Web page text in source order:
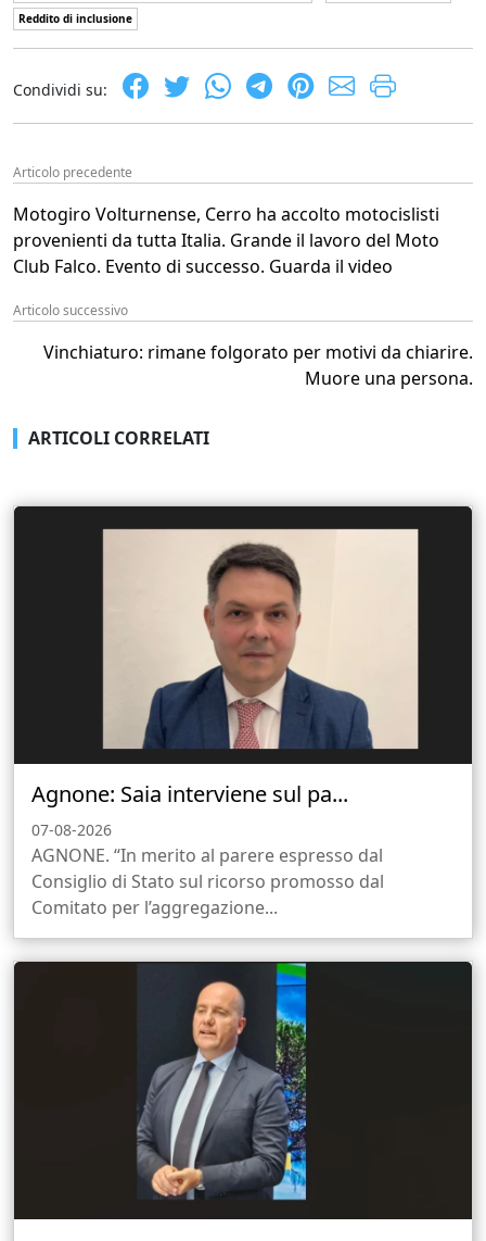
Reddito di inclusione
Condividi su:
Articolo precedente
Motogiro Volturnense, Cerro ha accolto motocislisti
provenienti da tutta Italia. Grande il lavoro del Moto
Club Falco. Evento di successo. Guarda il video
Articolo successivo
Vinchiaturo: rimane folgorato per motivi da chiarire.
Muore una persona.
ARTICOLI CORRELATI
Agnone: Saia interviene sul pa...
07-08-2026
AGNONE. “In merito al parere espresso dal
Consiglio di Stato sul ricorso promosso dal
Comitato per l’aggregazione...